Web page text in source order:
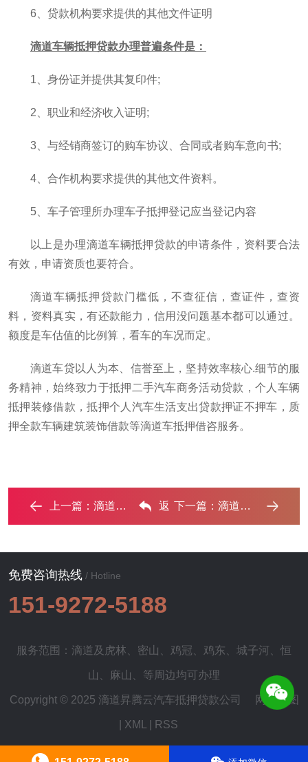
6、贷款机构要求提供的其他文件证明
滴道车辆抵押贷款办理普遍条件是：
1、身份证并提供其复印件;
2、职业和经济收入证明;
3、与经销商签订的购车协议、合同或者购车意向书;
4、合作机构要求提供的其他文件资料。
5、车子管理所办理车子抵押登记应当登记内容
以上是办理滴道车辆抵押贷款的申请条件，资料要合法
有效，申请资质也要符合。
滴道车辆抵押贷款门槛低，不查征信，查证件，查资
料，资料真实，有还款能力，信用没问题基本都可以通过。
额度是车估值的比例算，看车的车况而定。
滴道车贷以人为本、信誉至上，坚持效率核心.细节的服
务精神，始终致力于抵押二手汽车商务活动贷款，个人车辆
抵押装修借款，抵押个人汽车生活支出贷款押证不押车，质
押全款车辆建筑装饰借款等滴道车抵押借咨服务。
上一篇： 滴道车辆抵押贷款什么情况会被认定为是违规? ...‌ 返 下一篇：滴道汽车抵押贷款通过率高‌
免费咨询热线 / Hotline
151-9272-5188
服务范围：滴道及 虎林 密山 鸡冠 鸡东 城子河 恒
山 麻山 、等周边均可办理
Copyright © 2025 滴道昇腾云汽车抵押贷款公司 网站地图
XML RSS